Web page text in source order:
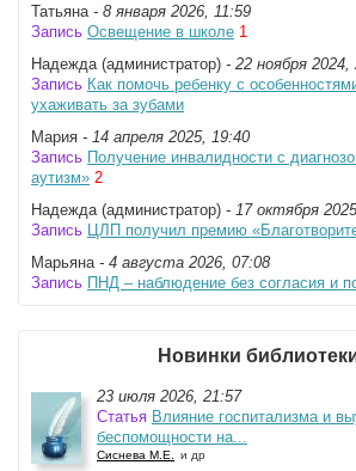
Татьяна - 8 января 2026, 11:59
Запись Освещение в школе 1
Надежда (администратор) - 22 ноября 2024,
Запись Как помочь ребенку с
ухаживать за зубами
Мария - 14 апреля 2025, 19:40
Запись Получение инвалидности с
аутизм» 2
Надежда (администратор) - 17 октября
Запись
ЦЛП получил премию
Марьяна - 4 августа 2026, 07:08
Запись ПНД – наблюдение без согласия и
Новинки
23 июля 2026, 21:57
Статья Влияние госпитализма и
беспомощности на...
Сиснева М.Е. и др